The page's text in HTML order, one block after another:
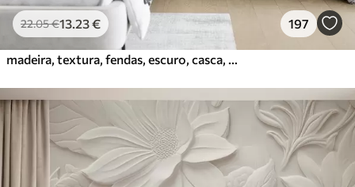
22.05€13 .23€ 197